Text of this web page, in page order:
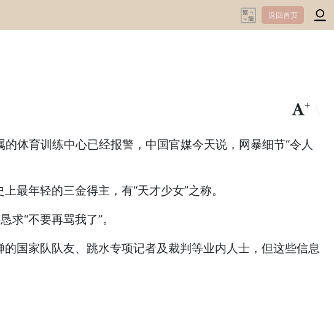
返回首页
+
体育训练中心已经报警，中国官媒今天说，网暴细节“令人
年轻的三金得主，有“天才少女”之称。
“不要再骂我了”。
国家队队友、跳水专项记者及裁判等业内人士，但这些信息